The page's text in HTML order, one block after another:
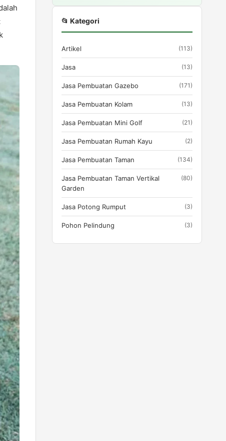
📂 Kategori
Artikel (113)
Jasa (13)
Jasa Pembuatan Gazebo (171)
Jasa Pembuatan Kolam (13)
Jasa Pembuatan Mini Golf (21)
Jasa Pembuatan Rumah Kayu (2)
Jasa Pembuatan Taman (134)
Jasa Pembuatan Taman Vertikal
Garden
(80)
Jasa Potong Rumput (3)
Pohon Pelindung (3)